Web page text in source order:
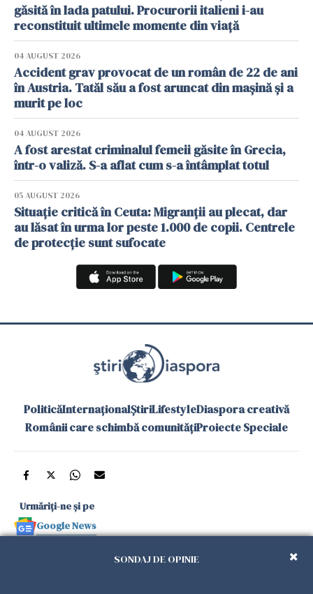
găsită în lada patului. Procurorii italieni i-au
reconstituit ultimele momente din viață
04 AUGUST 2026
Accident grav provocat de un român de 22 de ani
în Austria. Tatăl său a fost aruncat din mașină și a
murit pe loc
04 AUGUST 2026
A fost arestat criminalul femeii găsite în Grecia,
într-o valiză. S-a aflat cum s-a întâmplat totul
05 AUGUST 2026
Situație critică în Ceuta: Migranții au plecat, dar
au lăsat în urma lor peste 1.000 de copii. Centrele
de protecție sunt sufocate
PoliticăInternaționalȘtiriLifestyleDiaspora creativă
Românii care schimbă comunitățiProiecte Speciale
Urmăriți-ne și pe
Google News
SONDAJ DE OPINIE